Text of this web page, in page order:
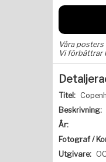
Våra
Vi förbättrar
Titel:
Beskrivning:
År:
Fotograf /
Utgivare: